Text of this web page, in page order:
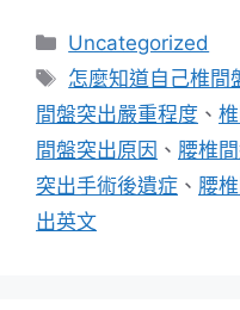
分
類
Uncategorized
標
籤
怎麼知道自己椎間
間盤突出嚴重程度 、
間盤突出原因 、 腰椎
突出手術後遺症 、 腰
出英文